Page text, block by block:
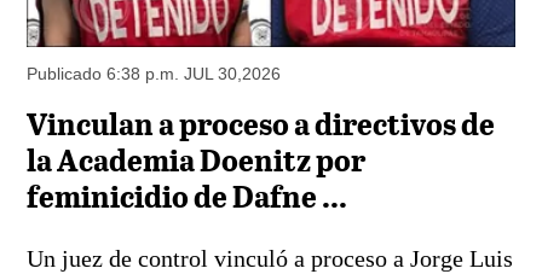
Publicado 6:38 p.m. JUL 30,2026
Vinculan a proceso a directivos de
la Academia Doenitz por
feminicidio de Dafne ...
Un juez de control vinculó a proceso a Jorge Luis